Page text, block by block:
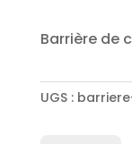
Barrière de
UGS :